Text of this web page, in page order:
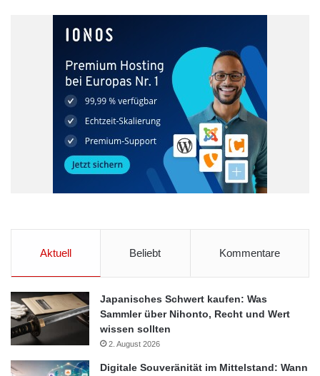
Aktuell Beliebt Kommentare
Japanisches Schwert kaufen: Was
Sammler über Nihonto, Recht und Wert
wissen sollten
2. August 2026
Digitale Souveränität im Mittelstand: Wann